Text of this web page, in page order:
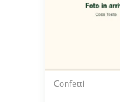
Confetti